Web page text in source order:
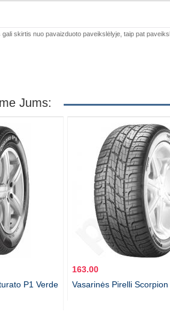
skirtis nuo pavaizduoto paveikslėlyje, taip pat
Jums:
P1 Verde
163.00
Vasarinės Pirelli